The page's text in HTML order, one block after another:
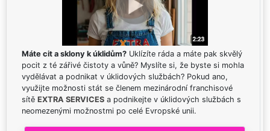
Máte cit a sklony k úklidům? Uklízíte ráda a máte pak skvělý
pocit z té zářivé čistoty a vůně? Myslíte si, že byste si mohla
vydělávat a podnikat v úklidových službách? Pokud ano,
využijte možnosti stát se členem mezinárodní franchisové
sítě EXTRA SERVICES a podnikejte v úklidových službách s
neomezenými možnostmi po celé Evropské unii.